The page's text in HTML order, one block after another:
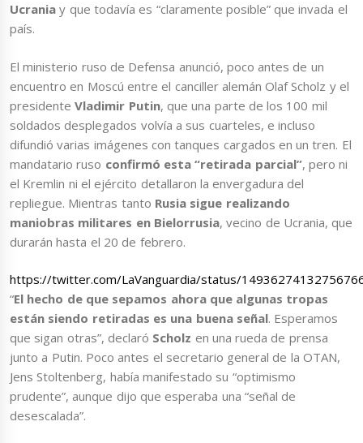
Ucraniay que todavía es “claramente posible” que invada el
país.
El ministerio ruso de Defensa anunció, poco antes de un
encuentro en Moscú entre el canciller alemán Olaf Scholz y el
presidenteVladimir Putin, que una parte de los 100 mil
soldados desplegados volvía a sus cuarteles, e incluso
difundió varias imágenes con tanques cargados en un tren. El
mandatario ruso confirmó esta “retirada parcial”, pero ni
el Kremlin ni el ejército detallaron la envergadura del
repliegue. Mientras tanto Rusia sigue realizando
maniobras militares en Bielorrusia, vecino de Ucrania, que
durarán hasta el 20 de febrero.
https://twitter.com/LaVanguardia/status/
“El hecho de que sepamos ahora que algunas tropas
están siendo retiradas es una buena señal. Esperamos
que sigan otras”, declaró Scholz en una rueda de prensa
junto a Putin. Poco antes el secretario general de la OTAN,
Jens Stoltenberg, había manifestado su “optimismo
prudente”, aunque dijo que esperaba una “señal de
desescalada”.